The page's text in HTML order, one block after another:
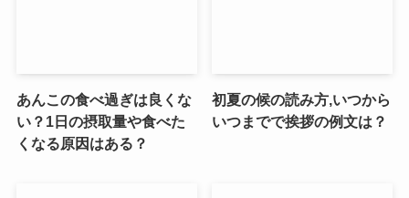
あんこの食べ過ぎは良くな
い？1日の摂取量や食べた
くなる原因はある？
初夏の候の読み方,いつから
いつまでで挨拶の例文は？